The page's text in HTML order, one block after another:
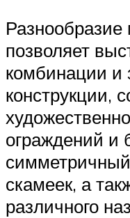
позволяет
комбинации и
конструкции,
ограждений и
скамеек, а
различного